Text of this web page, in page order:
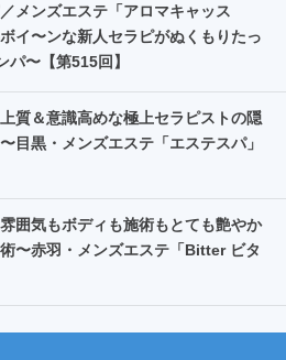
／メンズエステ「アロマキャッス
イ〜ンな新人セラピがぬくもりたっ
パ〜【第515回】
上質＆意識高めな極上セラピストの隠
目黒・メンズエステ「エステスパ」
雰囲気もボディも施術もとても艶やか
〜赤羽・メンズエステ「Bitter ビタ